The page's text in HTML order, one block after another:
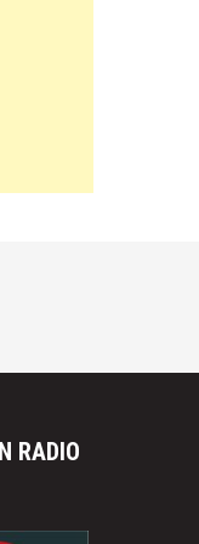
RADIO